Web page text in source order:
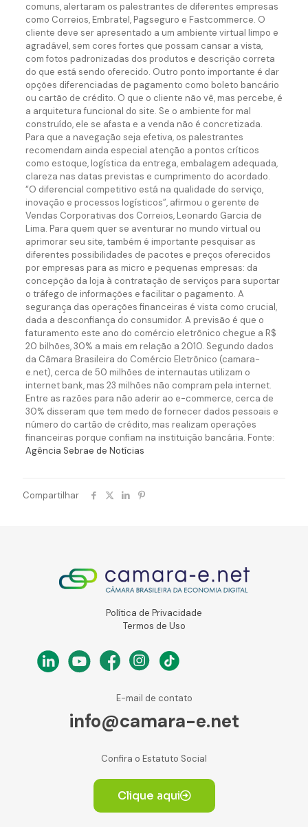
comuns, alertaram os palestrantes de diferentes empresas
como Correios, Embratel, Pagseguro e Fastcommerce. O
cliente deve ser apresentado a um ambiente virtual limpo e
agradável, sem cores fortes que possam cansar a vista,
com fotos padronizadas dos produtos e descrição correta
do que está sendo oferecido. Outro ponto importante é dar
opções diferenciadas de pagamento como boleto bancário
ou cartão de crédito. O que o cliente não vê, mas percebe, é
a arquitetura funcional do site. Se o ambiente for mal
construído, ele se afasta e a venda não é concretizada.
Para que a navegação seja efetiva, os palestrantes
recomendam ainda especial atenção a pontos críticos
como estoque, logística da entrega, embalagem adequada,
clareza nas datas previstas e cumprimento do acordado.
“O diferencial competitivo está na qualidade do serviço,
inovação e processos logísticos”, afirmou o gerente de
Vendas Corporativas dos Correios, Leonardo Garcia de
Lima. Para quem quer se aventurar no mundo virtual ou
aprimorar seu site, também é importante pesquisar as
diferentes possibilidades de pacotes e preços oferecidos
por empresas para as micro e pequenas empresas: da
concepção da loja à contratação de serviços para suportar
o tráfego de informações e facilitar o pagamento. A
segurança das operações financeiras é vista como crucial,
dada a desconfiança do consumidor. A previsão é que o
faturamento este ano do comércio eletrônico chegue a R$
20 bilhões, 30% a mais em relação a 2010. Segundo dados
da Câmara Brasileira do Comércio Eletrônico (camara-
e.net), cerca de 50 milhões de internautas utilizam o
internet bank, mas 23 milhões não compram pela internet.
Entre as razões para não aderir ao e-commerce, cerca de
30% disseram que tem medo de fornecer dados pessoais e
número do cartão de crédito, mas realizam operações
financeiras porque confiam na instituição bancária. Fonte:
Agência Sebrae de Notícias
Compartilhar
Política de Privacidade
Termos de Uso
E-mail de contato
info@camara-e.net
Confira o Estatuto Social
Clique aqui